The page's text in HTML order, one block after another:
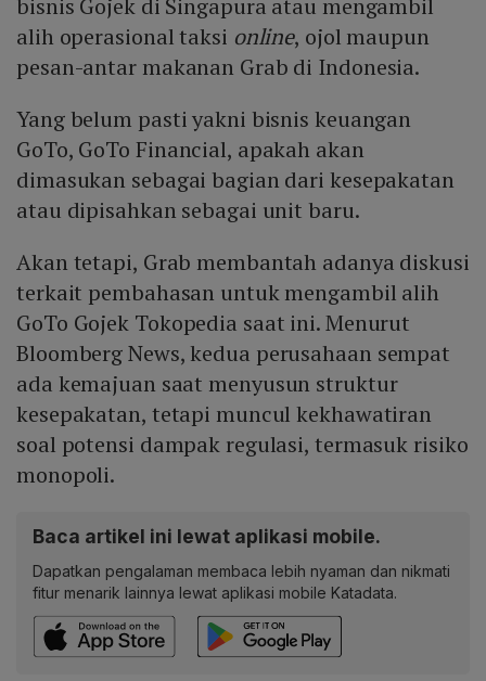
bisnis Gojek di Singapura atau mengambil
alih operasional taksi online, ojol maupun
pesan-antar makanan Grab di Indonesia.
Yang belum pasti yakni bisnis keuangan
GoTo, GoTo Financial, apakah akan
dimasukan sebagai bagian dari kesepakatan
atau dipisahkan sebagai unit baru.
Akan tetapi, Grab membantah adanya diskusi
terkait pembahasan untuk mengambil alih
GoTo Gojek Tokopedia saat ini. Menurut
Bloomberg News, kedua perusahaan sempat
ada kemajuan saat menyusun struktur
kesepakatan, tetapi muncul kekhawatiran
soal potensi dampak regulasi, termasuk risiko
monopoli.
Baca artikel ini lewat aplikasi mobile.
Dapatkan pengalaman membaca lebih nyaman dan nikmati
fitur menarik lainnya lewat aplikasi mobile Katadata.